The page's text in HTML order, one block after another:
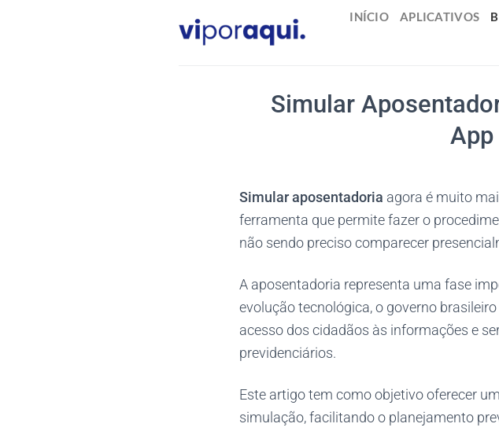
INÍCIO APLICATIVOS
Simular
App
Simular aposentadoria agora é muito
ferramenta que permite fazer o
não sendo preciso comparecer
A aposentadoria representa uma fase
evolução tecnológica, o governo
acesso dos cidadãos às informações e
previdenciários.
Este artigo tem como objetivo oferecer
simulação, facilitando o planejamento